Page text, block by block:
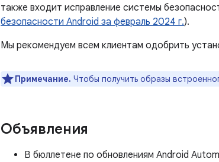
также входит исправление системы
безопасности Android за февраль 2024 г.).
Мы рекомендуем всем клиентам одобрить
Примечание. Чтобы получить образы
Объявления
В бюллетене по обновлениям Android